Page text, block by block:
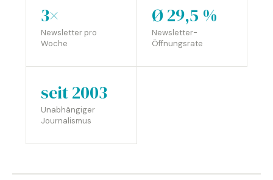
3×
Newsletter pro
Woche
Ø 29,5 %
Newsletter-
Öffnungsrate
seit 2003
Unabhängiger
Journalismus